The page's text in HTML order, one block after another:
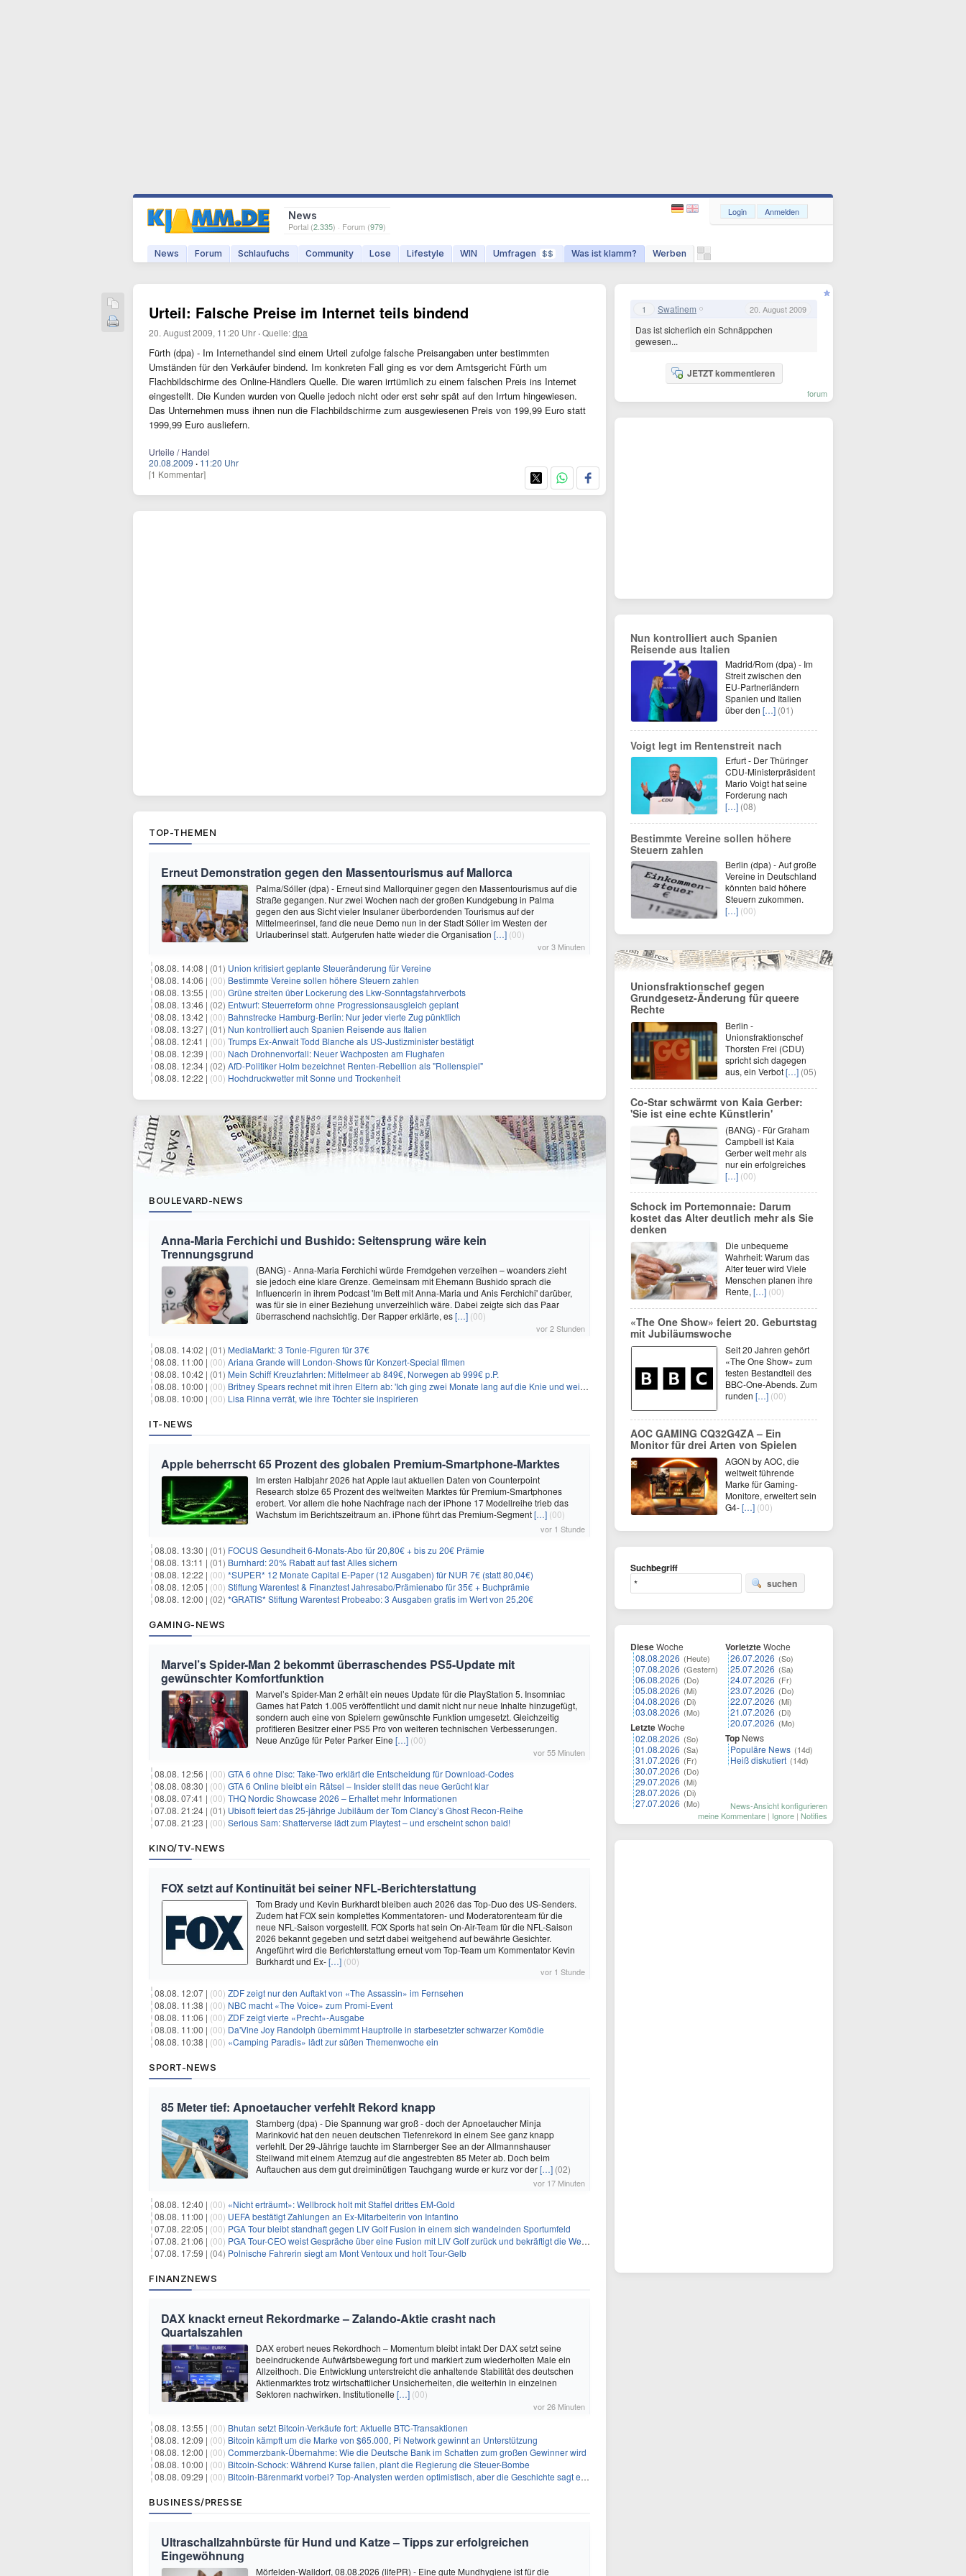
News
Portal (2.335) · Forum (979)
News Forum Schlaufuchs Community Lose Lifestyle WIN Umfragen $$ Was ist klamm? Werben
Login Anmelden
Urteil: Falsche Preise im Internet teils bindend
20. August 2009, 11:20 Uhr ·Quelle:dpa
Fürth (dpa) - Im Internethandel sind einem Urteil zufolge falsche Preisangaben unter bestimmten
Umständen für den Verkäufer bindend. Im konkreten Fall ging es vor dem Amtsgericht Fürth um
Flachbildschirme des Online-Händlers Quelle. Die waren irrtümlich zu einem falschen Preis ins Internet
eingestellt. Die Kunden wurden von Quelle jedoch nicht oder erst sehr spät auf den Irrtum hingewiesen.
Das Unternehmen muss ihnen nun die Flachbildschirme zum ausgewiesenen Preis von 199,99 Euro statt
1999,99 Euro ausliefern.
Urteile / Handel
20.08.2009 · 11:20 Uhr
[1 Kommentar]
TOP-THEMEN
Erneut Demonstration gegen den Massentourismus auf Mallorca
Palma/Sóller (dpa) - Erneut sind Mallorquiner gegen den Massentourismus auf die
Straße gegangen. Nur zwei Wochen nach der großen Kundgebung in Palma
gegen den aus Sicht vieler Insulaner überbordenden Tourismus auf der
Mittelmeerinsel, fand die neue Demo nun in der Stadt Sóller im Westen der
Urlauberinsel statt. Aufgerufen hatte wieder die Organisation […] (00)
vor 3 Minuten
08.08. 14:08 | (01) Union kritisiert geplante Steueränderung für Vereine
08.08. 14:06 | (00) Bestimmte Vereine sollen höhere Steuern zahlen
08.08. 13:55 | (00) Grüne streiten über Lockerung des Lkw-Sonntagsfahrverbots
08.08. 13:46 | (02) Entwurf: Steuerreform ohne Progressionsausgleich geplant
08.08. 13:42 | (00) Bahnstrecke Hamburg-Berlin: Nur jeder vierte Zug pünktlich
08.08. 13:27 | (01) Nun kontrolliert auch Spanien Reisende aus Italien
08.08. 12:41 | (00) Trumps Ex-Anwalt Todd Blanche als US-Justizminister bestätigt
08.08. 12:39 | (00) Nach Drohnenvorfall: Neuer Wachposten am Flughafen
08.08. 12:34 | (02) AfD-Politiker Holm bezeichnet Renten-Rebellion als "Rollenspiel"
08.08. 12:22 | (00) Hochdruckwetter mit Sonne und Trockenheit
BOULEVARD-NEWS
Anna-Maria Ferchichi und Bushido: Seitensprung wäre kein
Trennungsgrund
(BANG) - Anna-Maria Ferchichi würde Fremdgehen verzeihen – woanders zieht
sie jedoch eine klare Grenze. Gemeinsam mit Ehemann Bushido sprach die
Influencerin in ihrem Podcast 'Im Bett mit Anna-Maria und Anis Ferchichi' darüber,
was für sie in einer Beziehung unverzeihlich wäre. Dabei zeigte sich das Paar
überraschend nachsichtig. Der Rapper erklärte, es[…] (00)
vor 2 Stunden
08.08. 14:02 | (01) MediaMarkt: 3 Tonie-Figuren für 37€
08.08. 11:00 | (00) Ariana Grande will London-Shows für Konzert-Special filmen
08.08. 10:42 | (01) Mein Schiff Kreuzfahrten: Mittelmeer ab 849€, Norwegen ab 999€ p.P.
08.08. 10:00 | (00) Britney Spears rechnet mit ihren Eltern ab: 'Ich ging zwei Monate lang auf die Knie und weinte'
08.08. 10:00 | (00) Lisa Rinna verrät, wie ihre Töchter sie inspirieren
IT-NEWS
Apple beherrscht 65 Prozent des globalen Premium-Smartphone-Marktes
Im ersten Halbjahr 2026 hat Apple laut aktuellen Daten von Counterpoint
Research stolze 65 Prozent des weltweiten Marktes für Premium-Smartphones
erobert. Vor allem die hohe Nachfrage nach der iPhone 17 Modellreihe trieb das
Wachstum im Berichtszeitraum an. iPhone führt das Premium-Segment[…] (00)
vor 1 Stunde
08.08. 13:30 | (01) FOCUS Gesundheit 6-Monats-Abo für 20,80€ + bis zu 20€ Prämie
08.08. 13:11 | (01) Burnhard: 20% Rabatt auf fast Alles sichern
08.08. 12:22 | (00) *SUPER* 12 Monate Capital E-Paper (12 Ausgaben) für NUR 7€ (statt 80,04€)
08.08. 12:05 | (00) Stiftung Warentest & Finanztest Jahresabo/Prämienabo für 35€ + Buchprämie
08.08. 12:00 | (02) *GRATIS* Stiftung Warentest Probeabo: 3 Ausgaben gratis im Wert von 25,20€
GAMING-NEWS
Marvel’s Spider-Man 2 bekommt überraschendes PS5-Update mit
gewünschter Komfortfunktion
Marvel’s Spider-Man 2 erhält ein neues Update für die PlayStation 5. Insomniac
Games hat Patch 1.005 veröffentlicht und damit nicht nur neue Inhalte hinzugefügt,
sondern auch eine von Spielern gewünschte Funktion umgesetzt. Gleichzeitig
profitieren Besitzer einer PS5 Pro von weiteren technischen Verbesserungen.
Neue Anzüge für Peter Parker Eine […] (00)
vor 55 Minuten
08.08. 12:56 | (00) GTA 6 ohne Disc: Take-Two erklärt die Entscheidung für Download-Codes
08.08. 08:30 | (00) GTA 6 Online bleibt ein Rätsel – Insider stellt das neue Gerücht klar
08.08. 07:41 | (00) THQ Nordic Showcase 2026 – Erhaltet mehr Informationen
07.08. 21:24 | (01) Ubisoft feiert das 25-jährige Jubiläum der Tom Clancy’s Ghost Recon-Reihe
07.08. 21:23 | (00) Serious Sam: Shatterverse lädt zum Playtest – und erscheint schon bald!
KINO/TV-NEWS
FOX setzt auf Kontinuität bei seiner NFL-Berichterstattung
Tom Brady und Kevin Burkhardt bleiben auch 2026 das Top-Duo des US-Senders.
Zudem hat FOX sein komplettes Kommentatoren- und Moderatorenteam für die
neue NFL-Saison vorgestellt. FOX Sports hat sein On-Air-Team für die NFL-Saison
2026 bekannt gegeben und setzt dabei weitgehend auf bewährte Gesichter.
Angeführt wird die Berichterstattung erneut vom Top-Team um Kommentator Kevin
Burkhardt und Ex-[…] (00)
vor 1 Stunde
08.08. 12:07 | (00) ZDF zeigt nur den Auftakt von «The Assassin» im Fernsehen
08.08. 11:38 | (00) NBC macht «The Voice» zum Promi-Event
08.08. 11:06 | (00) ZDF zeigt vierte «Precht»-Ausgabe
08.08. 11:00 | (00) Da'Vine Joy Randolph übernimmt Hauptrolle in starbesetzter schwarzer Komödie
08.08. 10:38 | (00) «Camping Paradis» lädt zur süßen Themenwoche ein
SPORT-NEWS
85 Meter tief: Apnoetaucher verfehlt Rekord knapp
Starnberg (dpa) - Die Spannung war groß - doch der Apnoetaucher Minja
Marinković hat den neuen deutschen Tiefenrekord in einem See ganz knapp
verfehlt. Der 29-Jährige tauchte im Starnberger See an der Allmannshauser
Steilwand mit einem Atemzug auf die angestrebten 85 Meter ab. Doch beim
Auftauchen aus dem gut dreiminütigen Tauchgang wurde er kurz vor der[…] (02)
vor 17 Minuten
08.08. 12:40 | (00) «Nicht erträumt»: Wellbrock holt mit Staffel drittes EM-Gold
08.08. 11:00 | (00) UEFA bestätigt Zahlungen an Ex-Mitarbeiterin von Infantino
07.08. 22:05 | (00) PGA Tour bleibt standhaft gegen LIV Golf Fusion in einem sich wandelnden Sportumfeld
07.08. 21:06 | (00) PGA Tour-CEO weist Gespräche über eine Fusion mit LIV Golf zurück und bekräftigt die Wettbewerbslandschaft
07.08. 17:59 | (04) Polnische Fahrerin siegt am Mont Ventoux und holt Tour-Gelb
FINANZNEWS
DAX knackt erneut Rekordmarke – Zalando-Aktie crasht nach
Quartalszahlen
DAX erobert neues Rekordhoch – Momentum bleibt intakt Der DAX setzt seine
beeindruckende Aufwärtsbewegung fort und markiert zum wiederholten Male ein
Allzeithoch. Die Entwicklung unterstreicht die anhaltende Stabilität des deutschen
Aktienmarktes trotz wirtschaftlicher Unsicherheiten, die weiterhin in einzelnen
Sektoren nachwirken. Institutionelle […] (00)
vor 26 Minuten
08.08. 13:55 | (00) Bhutan setzt Bitcoin-Verkäufe fort: Aktuelle BTC-Transaktionen
08.08. 12:09 | (00) Bitcoin kämpft um die Marke von $65.000, Pi Network gewinnt an Unterstützung
08.08. 12:00 | (00) Commerzbank-Übernahme: Wie die Deutsche Bank im Schatten zum großen Gewinner wird
08.08. 10:00 | (00) Bitcoin-Schock: Während Kurse fallen, plant die Regierung die Steuer-Bombe
08.08. 09:29 | (00) Bitcoin-Bärenmarkt vorbei? Top-Analysten werden optimistisch, aber die Geschichte sagt etwas anderes
BUSINESS/PRESSE
Ultraschallzahnbürste für Hund und Katze – Tipps zur erfolgreichen
Eingewöhnung
Mörfelden-Walldorf, 08.08.2026 (lifePR) - Eine gute Mundhygiene ist für die
1 Swatinem 20. August 2009
Das ist sicherlich ein Schnäppchen
gewesen...
JETZT kommentieren
forum
Nun kontrolliert auch Spanien
Reisende aus Italien
Madrid/Rom (dpa) - Im
Streit zwischen den
EU-Partnerländern
Spanien und Italien
über den […] (01)
Voigt legt im Rentenstreit nach
Erfurt - Der Thüringer
CDU-Ministerpräsident
Mario Voigt hat seine
Forderung nach
[…] (08)
Bestimmte Vereine sollen höhere
Steuern zahlen
Berlin (dpa) - Auf große
Vereine in Deutschland
könnten bald höhere
Steuern zukommen.
[…] (00)
Unionsfraktionschef gegen
Grundgesetz-Änderung für queere
Rechte
Berlin -
Unionsfraktionschef
Thorsten Frei (CDU)
spricht sich dagegen
aus, ein Verbot[…] (05)
Co-Star schwärmt von Kaia Gerber:
'Sie ist eine echte Künstlerin'
(BANG) - Für Graham
Campbell ist Kaia
Gerber weit mehr als
nur ein erfolgreiches
[…] (00)
Schock im Portemonnaie: Darum
kostet das Alter deutlich mehr als Sie
denken
Die unbequeme
Wahrheit: Warum das
Alter teuer wird Viele
Menschen planen ihre
Rente, […] (00)
«The One Show» feiert 20. Geburtstag
mit Jubiläumswoche
Seit 20 Jahren gehört
«The One Show» zum
festen Bestandteil des
BBC-One-Abends. Zum
runden […] (00)
AOC GAMING CQ32G4ZA – Ein
Monitor für drei Arten von Spielen
AGON by AOC, die
weltweit führende
Marke für Gaming-
Monitore, erweitert sein
G4-[…] (00)
Suchbegriff
suchen
DieseWoche
08.08.2026 (Heute)
07.08.2026 (Gestern)
06.08.2026 (Do)
05.08.2026 (Mi)
04.08.2026 (Di)
03.08.2026 (Mo)
LetzteWoche
02.08.2026 (So)
01.08.2026 (Sa)
31.07.2026 (Fr)
30.07.2026 (Do)
29.07.2026 (Mi)
28.07.2026 (Di)
27.07.2026 (Mo)
VorletzteWoche
26.07.2026 (So)
25.07.2026 (Sa)
24.07.2026 (Fr)
23.07.2026 (Do)
22.07.2026 (Mi)
21.07.2026 (Di)
20.07.2026 (Mo)
Top News
Populäre News (14d)
Heiß diskutiert (14d)
News-Ansicht konfigurieren
meine Kommentare | Ignore | Notifies